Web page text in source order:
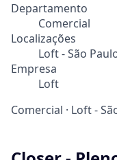
Departamento
Comercial
Localizações
Loft - São
Empresa
Loft
Comercial · Loft -